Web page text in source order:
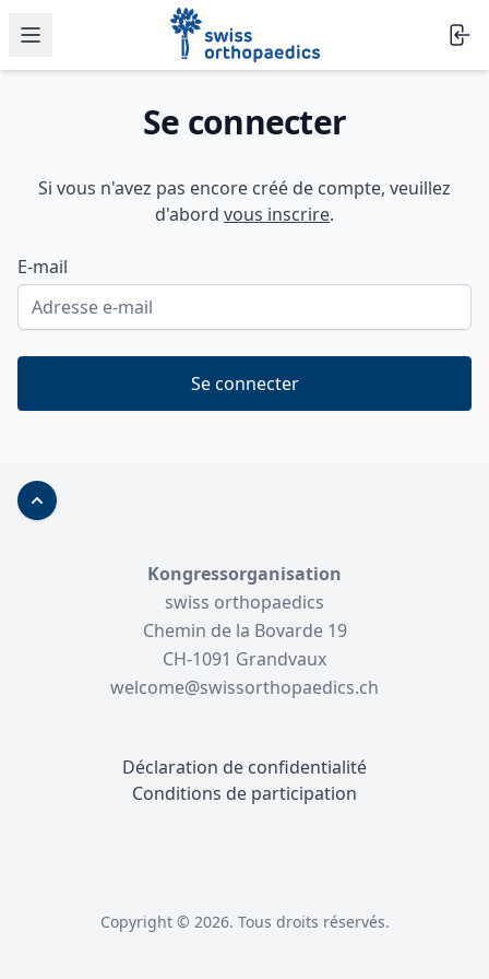
Ouvrir le menu
Journée de formation continue swiss
Se connecter
Si vous n'avez pas encore créé de compte, veuillez
d'abord vous inscrire.
E-mail
Se connecter
Haut de page
Kongressorganisation
swiss orthopaedics
Chemin de la Bovarde 19
CH-1091 Grandvaux
welcome@swissorthopaedics.ch
Déclaration de confidentialité
Conditions de participation
Copyright © 2026. Tous droits réservés.